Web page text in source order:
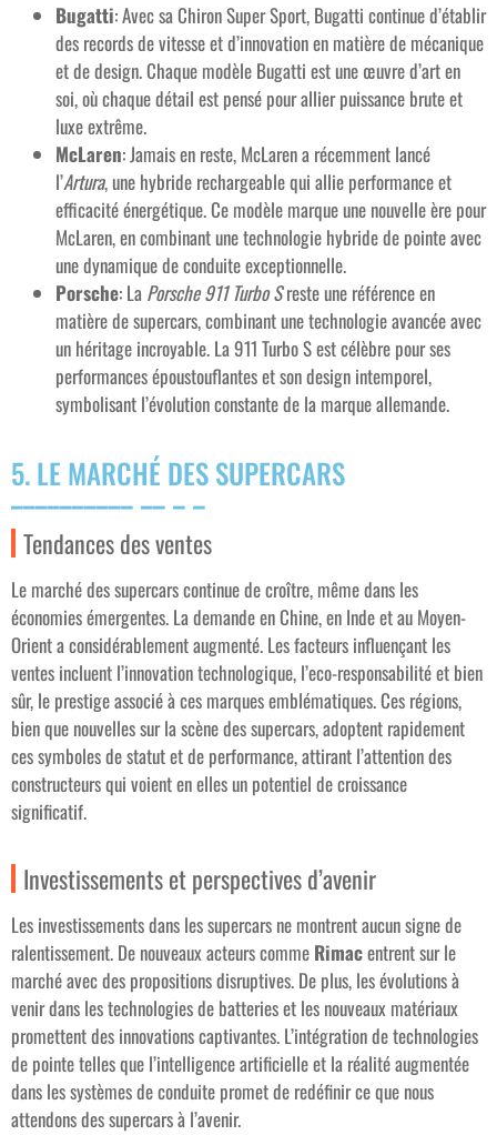
Bugatti: Avec sa Chiron Super Sport, Bugatti continue d’établir
des records de vitesse et d’innovation en matière de mécanique
et de design. Chaque modèle Bugatti est une œuvre d’art en
soi, où chaque détail est pensé pour allier puissance brute et
luxe extrême.
McLaren: Jamais en reste, McLaren a récemment lancé
l’Artura, une hybride rechargeable qui allie performance et
efficacité énergétique. Ce modèle marque une nouvelle ère pour
McLaren, en combinant une technologie hybride de pointe avec
une dynamique de conduite exceptionnelle.
Porsche: La Porsche 911 Turbo Sreste une référence en
matière de supercars, combinant une technologie avancée avec
un héritage incroyable. La 911 Turbo S est célèbre pour ses
performances époustouflantes et son design intemporel,
symbolisant l’évolution constante de la marque allemande.
5. LE MARCHÉ DES SUPERCARS
Tendances des ventes
Le marché des supercars continue de croître, même dans les
économies émergentes. La demande en Chine, en Inde et au Moyen-
Orient a considérablement augmenté. Les facteurs influençant les
ventes incluent l’innovation technologique, l’eco-responsabilité et bien
sûr, le prestige associé à ces marques emblématiques. Ces régions,
bien que nouvelles sur la scène des supercars, adoptent rapidement
ces symboles de statut et de performance, attirant l’attention des
constructeurs qui voient en elles un potentiel de croissance
significatif.
Investissements et perspectives d’avenir
Les investissements dans les supercars ne montrent aucun signe de
ralentissement. De nouveaux acteurs comme Rimacentrent sur le
marché avec des propositions disruptives. De plus, les évolutions à
venir dans les technologies de batteries et les nouveaux matériaux
promettent des innovations captivantes. L’intégration de technologies
de pointe telles que l’intelligence artificielle et la réalité augmentée
dans les systèmes de conduite promet de redéfinir ce que nous
attendons des supercars à l’avenir.